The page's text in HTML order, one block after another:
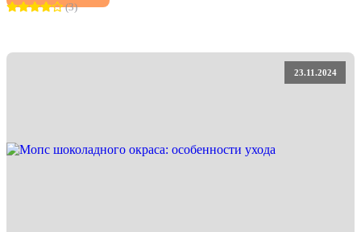
(3)
23.11.2024